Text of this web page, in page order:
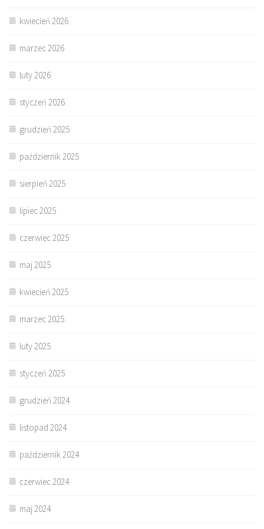
kwiecień 2026
marzec 2026
luty 2026
styczeń 2026
grudzień 2025
październik 2025
sierpień 2025
lipiec 2025
czerwiec 2025
maj 2025
kwiecień 2025
marzec 2025
luty 2025
styczeń 2025
grudzień 2024
listopad 2024
październik 2024
czerwiec 2024
maj 2024